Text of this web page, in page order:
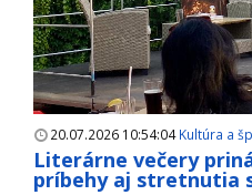
20.07.2026 10:54:04Kultúra a
Literárne večery
príbehy aj stretnutia